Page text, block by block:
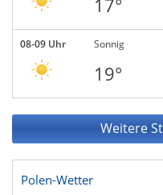
17°
08-09 Uhr Sonnig
19°
Weitere
Polen-Wetter